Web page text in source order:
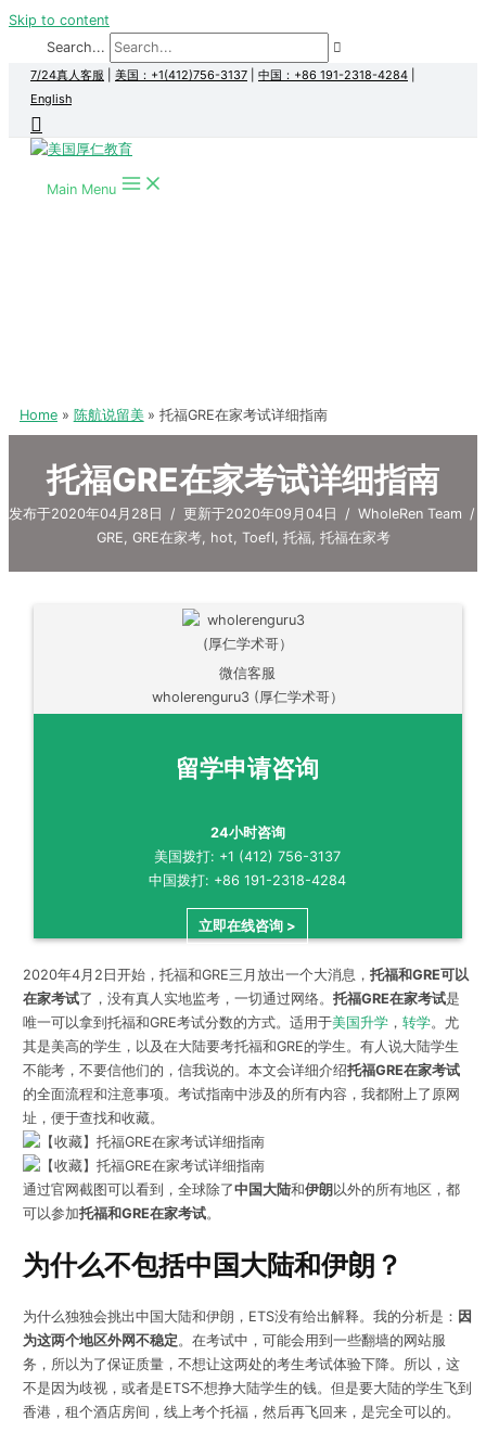
Skip to content
Search...
7/24真人客服 美国：+1(412)756-3137 中国：+86 191-2318-4284
English
Main Menu
Home 陈航说留美 托福GRE在家考试详细指南
托福GRE在家考试详细指南
发布于2020年04月28日 / 更新于2020年09月04日 / WholeRen Team /
GRE, GRE在家考, hot, Toefl, 托福, 托福在家考
微信客服
wholerenguru3 (厚仁学术哥）
留学申请咨询
24小时咨询
美国拨打: +1 (412) 756-3137
中国拨打: +86 191-2318-4284
立即在线咨询 >
2020年4月2日开始，托福和GRE三月放出一个大消息， 托福和GRE可以
在家考试了，没有真人实地监考，一切通过网络。 托福GRE在家考试是
唯一可以拿到托福和GRE考试分数的方式。适用于美国升学， 转学。尤
其是美高的学生，以及在大陆要考托福和GRE的学生。有人说大陆学生
不能考，不要信他们的，信我说的。本文会详细介绍托福GRE在家考试
的全面流程和注意事项。考试指南中涉及的所有内容，我都附上了原网
址，便于查找和收藏。
通过官网截图可以看到，全球除了中国大陆和伊朗 以外的所有地区，都
可以参加托福和GRE在家考试。
为什么不包括中国大陆和伊朗？
为什么独独会挑出中国大陆和伊朗，ETS没有给出解释。我的分析是： 因
为这两个地区外网不稳定 。在考试中，可能会用到一些翻墙的网站服
务，所以为了保证质量，不想让这两处的考生考试体验下降。所以，这
不是因为歧视，或者是ETS不想挣大陆学生的钱。但是要大陆的学生飞到
香港，租个酒店房间，线上考个托福，然后再飞回来，是完全可以的。